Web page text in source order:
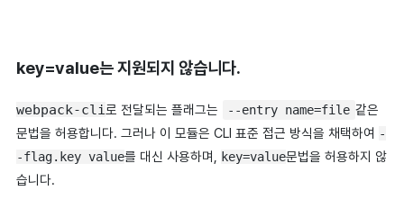
key=value는 지원되지 않습니다.
webpack-cli로 전달되는 플래그는 --entry name=file 같은
문법을 허용합니다. 그러나 이 모듈은 CLI 표준 접근 방식을 채택하여 -
-flag.key value를 대신 사용하며, key=value문법을 허용하지 않
습니다.